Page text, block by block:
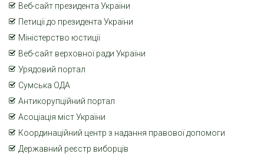
Веб-сайт президента України
Петиції до президента України
Міністерство юстиції
Веб-сайт верховної ради України
Урядовий портал
Сумська ОДА
Антикорупційний портал
Асоціація міст України
Координаційний центр з надання правової допомоги
Державний реєстр виборців